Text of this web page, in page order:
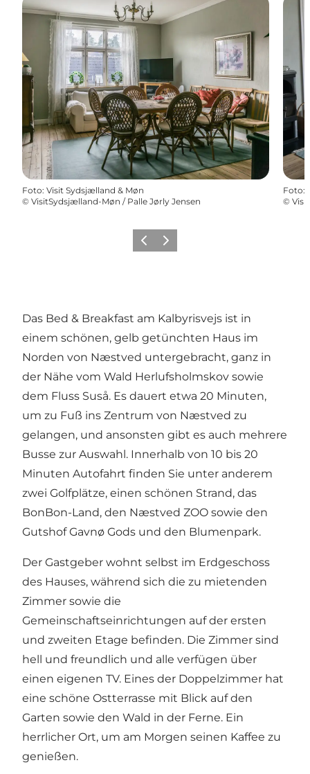
Foto: Visit Sydsjælland & Møn
© VisitSydsjælland-Møn / Palle Jørly Jensen
Foto:
©
ZurückWeiter
Das Bed & Breakfast am Kalbyrisvejs ist in
einem schönen, gelb getünchten Haus im
Norden von Næstved untergebracht, ganz in
der Nähe vom Wald Herlufsholmskov sowie
dem Fluss Suså. Es dauert etwa 20 Minuten,
um zu Fuß ins Zentrum von Næstved zu
gelangen, und ansonsten gibt es auch mehrere
Busse zur Auswahl. Innerhalb von 10 bis 20
Minuten Autofahrt finden Sie unter anderem
zwei Golfplätze, einen schönen Strand, das
BonBon-Land, den Næstved ZOO sowie den
Gutshof Gavnø Gods und den Blumenpark.
Der Gastgeber wohnt selbst im Erdgeschoss
des Hauses, während sich die zu mietenden
Zimmer sowie die
Gemeinschaftseinrichtungen auf der ersten
und zweiten Etage befinden. Die Zimmer sind
hell und freundlich und alle verfügen über
einen eigenen TV. Eines der Doppelzimmer hat
eine schöne Ostterrasse mit Blick auf den
Garten sowie den Wald in der Ferne. Ein
herrlicher Ort, um am Morgen seinen Kaffee zu
genießen.